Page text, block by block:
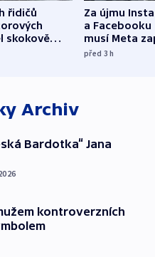
řidičů
skokově
nejvíc ve
Za újmu
a
musí Meta
půl miliardy
před 3h
Archiv
Bardotka“ Jana
kontroverzních